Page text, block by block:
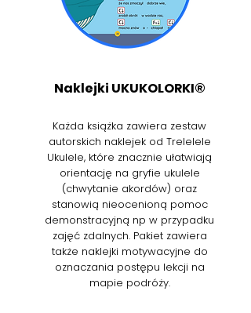
Naklejki UKUKOLORKI®
Każda książka zawiera zestaw
autorskich naklejek od Trelelele
Ukulele, które znacznie ułatwiają
orientację na gryfie ukulele
(chwytanie akordów) oraz
stanowią nieocenioną pomoc
demonstracyjną np w przypadku
zajęć zdalnych. Pakiet zawiera
także naklejki motywacyjne do
oznaczania postępu lekcji na
mapie podróży.